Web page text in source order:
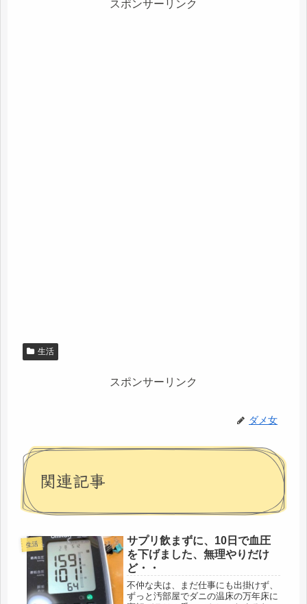
スポンサーリンク
生活
スポンサーリンク
ダメ女
関連記事
生活
サプリ飲まずに、10日で血圧
を下げました、無理やりだけ
ど・・
不仲な夫は、まだ仕事にも出掛けず、
ずっと汚部屋でダニの温床の万年床に